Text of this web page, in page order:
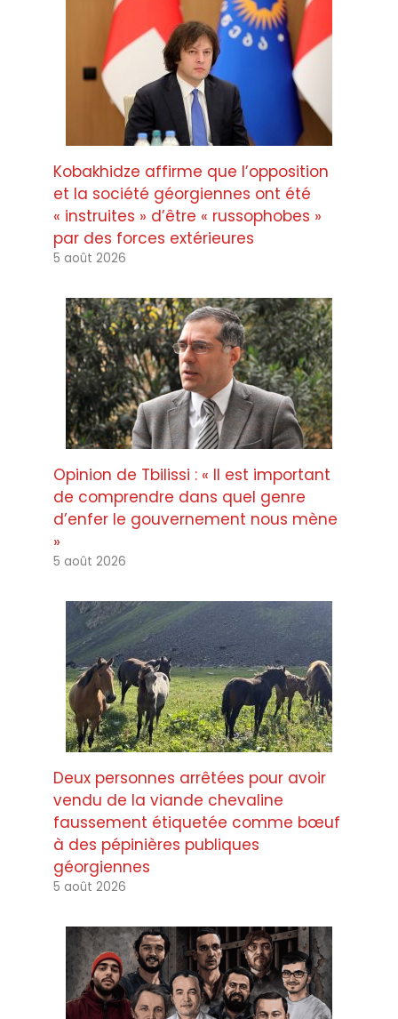
Kobakhidze affirme que l’opposition
et la société géorgiennes ont été
« instruites » d’être « russophobes »
par des forces extérieures
5 août 2026
Opinion de Tbilissi : « Il est important
de comprendre dans quel genre
d’enfer le gouvernement nous mène
»
5 août 2026
Deux personnes arrêtées pour avoir
vendu de la viande chevaline
faussement étiquetée comme bœuf
à des pépinières publiques
géorgiennes
5 août 2026